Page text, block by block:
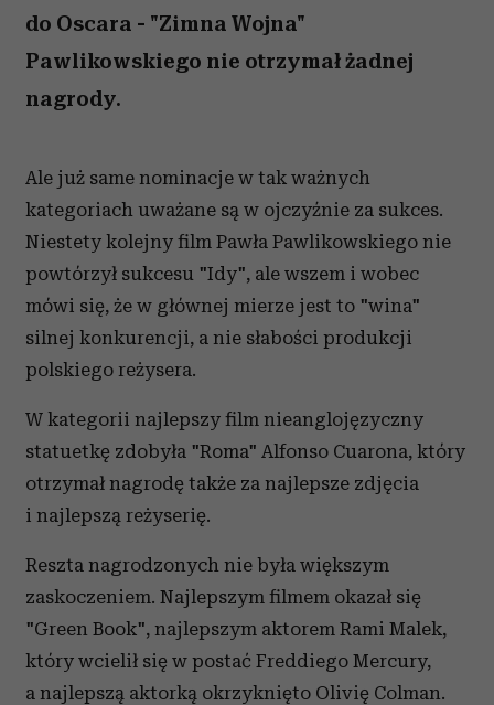
do Oscara - "Zimna Wojna"
Pawlikowskiego nie otrzymał żadnej
nagrody.
Ale już same nominacje w tak ważnych
kategoriach uważane są w ojczyźnie za sukces.
Niestety kolejny film Pawła Pawlikowskiego nie
powtórzył sukcesu "Idy", ale wszem i wobec
mówi się, że w głównej mierze jest to "wina"
silnej konkurencji, a nie słabości produkcji
polskiego reżysera.
W kategorii najlepszy film nieanglojęzyczny
statuetkę zdobyła "Roma" Alfonso Cuarona, który
otrzymał nagrodę także za najlepsze zdjęcia
i najlepszą reżyserię.
Reszta nagrodzonych nie była większym
zaskoczeniem. Najlepszym filmem okazał się
"Green Book", najlepszym aktorem Rami Malek,
który wcielił się w postać Freddiego Mercury,
a najlepszą aktorką okrzyknięto Olivię Colman.